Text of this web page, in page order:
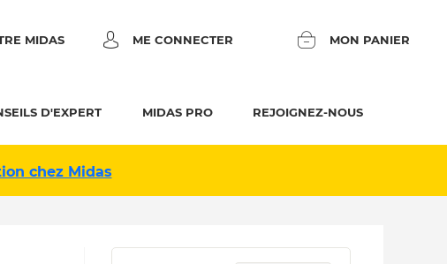
MIDAS ME CONNECTER MON PANIER
D'EXPERT MIDAS PRO REJOIGNEZ-NOUS
chez Midas